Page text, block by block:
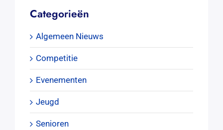
Categorieën
Algemeen Nieuws
Competitie
Evenementen
Jeugd
Senioren